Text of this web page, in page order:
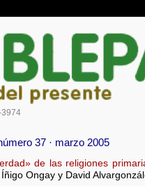
3974
37 · marzo 2005
de las religiones
Ongay y David